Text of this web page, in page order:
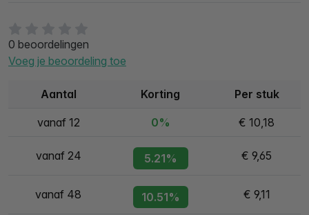
0 beoordelingen
Voeg je beoordeling toe
Aantal Korting Per stuk
vanaf 12 0% € 10,18
vanaf 24 5.21% € 9,65
vanaf 48 10.51% € 9,11